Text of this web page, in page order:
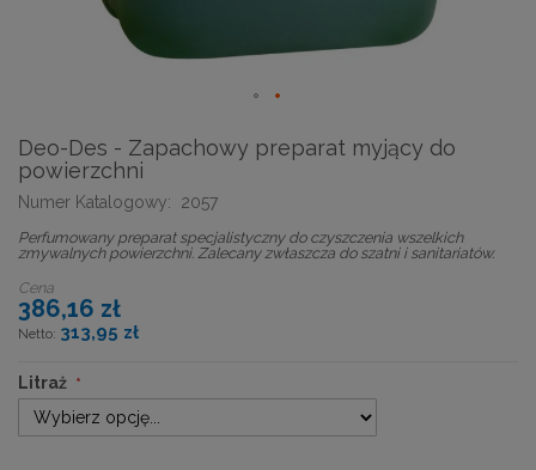
Deo-Des - Zapachowy preparat myjący do
powierzchni
Numer Katalogowy: 2057
Perfumowany preparat specjalistyczny do czyszczenia wszelkich
zmywalnych powierzchni. Zalecany zwłaszcza do szatni i sanitariatów.
Cena
386,16 zł
313,95 zł
Litraż